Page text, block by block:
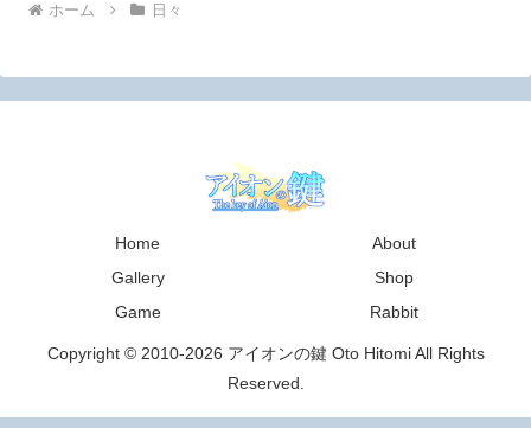
ホーム 日々
Home
About
Gallery
Shop
Game
Rabbit
Copyright © 2010-2026 アイオンの鍵 Oto Hitomi All Rights
Reserved.